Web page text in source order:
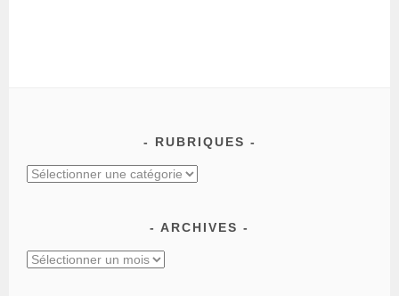
RUBRIQUES
ARCHIVES